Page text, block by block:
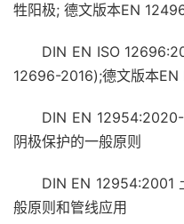
牲阳极; 德文版本EN
DIN EN ISO
12696-2016);德文版本
DIN EN
阴极保护的一般原则
DIN EN 12954:2001
般原则和管线应用